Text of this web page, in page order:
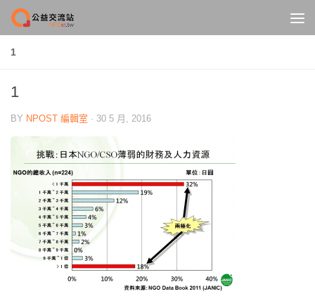
Skip to content
1
1
BY NPOST 編輯室 · 30 5 月, 2016